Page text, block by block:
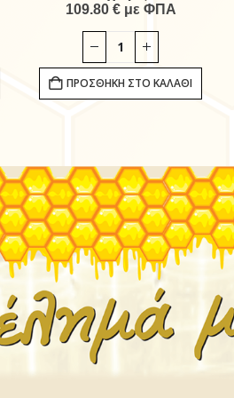
109.80 €με ΦΠΑ
ΠΡΟΣΘΉΚΗ ΣΤΟ ΚΑΛΆΘΙ